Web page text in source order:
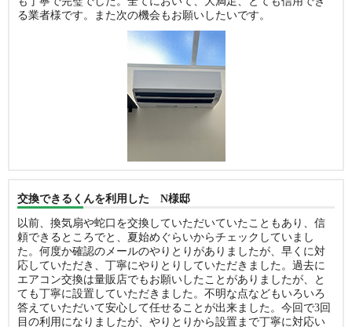
る業者様です。また次の機会もお願いしたいです。
交換できるくんを利用した N様邸
以前、換気扇や蛇口を交換していただいていたこともあり、信
頼できるところでと、夏始めぐらいからチェックしていまし
た。何度か確認のメールのやりとりがありましたが、早くに対
応していただき、丁寧にやりとりしていただきました。過去に
エアコン交換は量販店でもお願いしたことがありましたが、と
ても丁寧に設置していただきました。不明な点などもいろいろ
答えていただいて安心して任せることが出来ました。今回で3回
目の利用になりましたが、やりとりから設置まで丁寧に対応い